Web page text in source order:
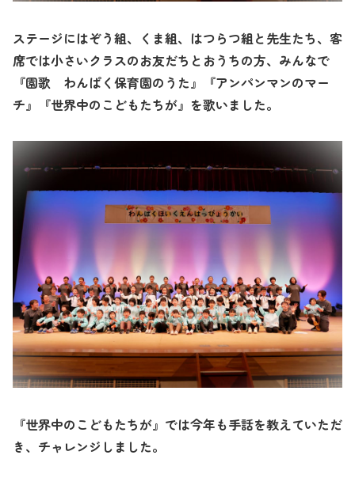
ステージにはぞう組、くま組、はつらつ組と先生たち、客
席では小さいクラスのお友だちとおうちの方、みんなで
『園歌 わんぱく保育園のうた』『アンパンマンのマー
チ』『世界中のこどもたちが』を歌いました。
『世界中のこどもたちが』では今年も手話を教えていただ
き、チャレンジしました。